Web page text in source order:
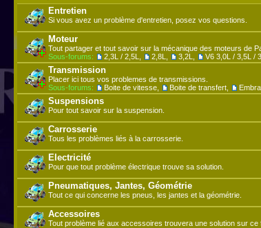
Entretien
Si vous avez un problème d'entretien, posez vos questions.
Moteur
Tout partager et tout savoir sur la mécanique des moteurs de
Sous-forums:
2,3L / 2,5L 2,8L 3,2L V6 3,0L / 3,5L /
Transmission
Placer ici tous vos problemes de transmissions.
Sous-forums:
Boite de vitesse Boite de transfert
Suspensions
Pour tout savoir sur la suspension.
Carrosserie
Tous les problèmes liés à la carrosserie.
Electricité
Pour que tout problème électrique trouve sa solution.
Pneumatiques, Jantes, Géométrie
Tout ce qui concerne les pneus, les jantes et la géométrie.
Accessoires
Tout problème lié aux accessoires trouvera une solution sur ce